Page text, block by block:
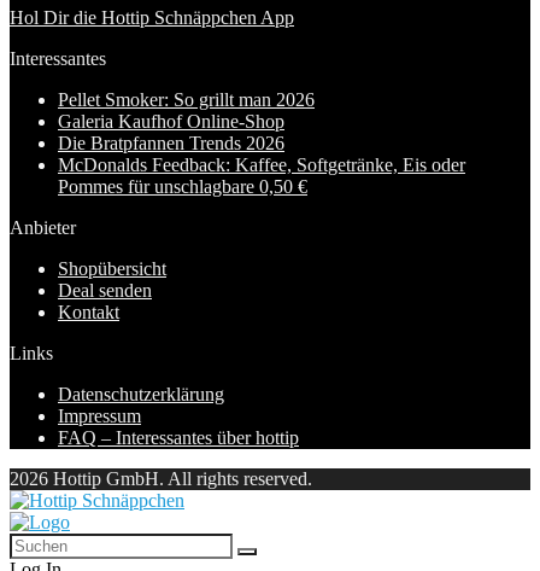
Hol Dir die Hottip Schnäppchen App
Interessantes
Pellet Smoker: So grillt man 2026
Galeria Kaufhof Online-Shop
Die Bratpfannen Trends 2026
McDonalds Feedback: Kaffee, Softgetränke, Eis oder
Pommes für unschlagbare 0,50 €
Anbieter
Shopübersicht
Deal senden
Kontakt
Links
Datenschutzerklärung
Impressum
FAQ – Interessantes über hottip
2026 Hottip GmbH. All rights reserved.